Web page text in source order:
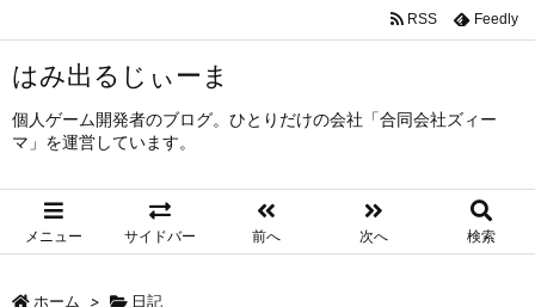
はみ出るじぃーま
個人ゲーム開発者のブログ。ひとりだけの会社「合同会社ズィー
マ」を運営しています。
メニュー サイドバー 前へ 次へ 検索
RSS Feedly
ホーム > 日記